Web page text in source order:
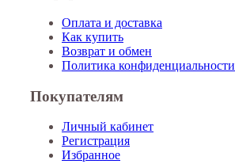
Оплата и доставка
Как купить
Возврат и обмен
Политика конфиденциальности
Покупателям
Личный кабинет
Регистрация
Избранное